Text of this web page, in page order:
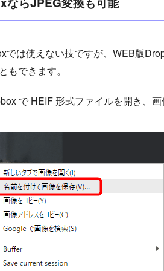
では使えない技ですが、WEB版
もできます。
で HEIF 形式ファイルを開き、